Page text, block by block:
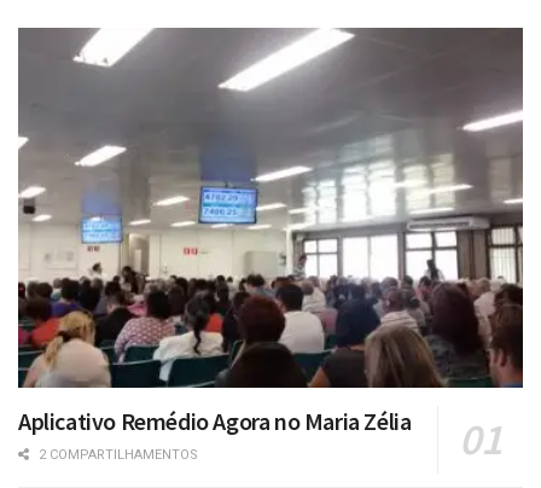
Aplicativo Remédio Agora no Maria Zélia
2 COMPARTILHAMENTOS